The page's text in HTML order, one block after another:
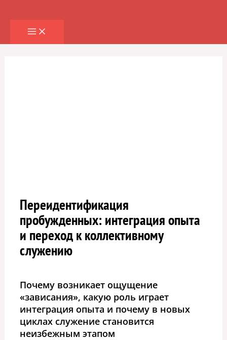
содержимому
Переидентификация
пробужденных: интеграция опыта
и переход к коллективному
служению
Почему возникает ощущение
«зависания», какую роль играет
интеграция опыта и почему в новых
циклах служение становится
неизбежным этапом